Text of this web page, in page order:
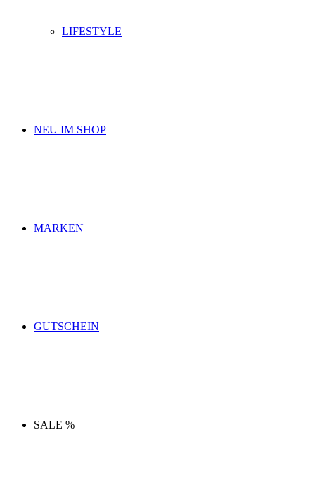
LIFESTYLE
NEU IM SHOP
MARKEN
GUTSCHEIN
SALE %